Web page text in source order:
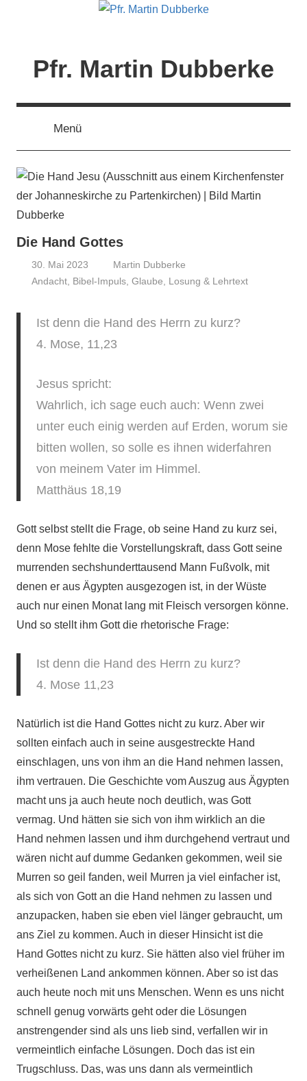
Pfr. Martin Dubberke
Menü
Die Hand Gottes
30. Mai 2023
Martin Dubberke
Andacht Bibel-Impuls ,Glaube Losung & Lehrtext
Ist denn die Hand des Herrn zu kurz?
4. Mose, 11,23
Jesus spricht:
Wahrlich, ich sage euch auch: Wenn zwei
unter euch einig werden auf Erden, worum sie
bitten wollen, so solle es ihnen widerfahren
von meinem Vater im Himmel.
Matthäus 18,19
Gott selbst stellt die Frage, ob seine Hand zu kurz sei,
denn Mose fehlte die Vorstellungskraft, dass Gott seine
murrenden sechshunderttausend Mann Fußvolk, mit
denen er aus Ägypten ausgezogen ist, in der Wüste
auch nur einen Monat lang mit Fleisch versorgen könne.
Und so stellt ihm Gott die rhetorische Frage:
Ist denn die Hand des Herrn zu kurz?
4. Mose 11,23
Natürlich ist die Hand Gottes nicht zu kurz. Aber wir
sollten einfach auch in seine ausgestreckte Hand
einschlagen, uns von ihm an die Hand nehmen lassen,
ihm vertrauen. Die Geschichte vom Auszug aus Ägypten
macht uns ja auch heute noch deutlich, was Gott
vermag. Und hätten sie sich von ihm wirklich an die
Hand nehmen lassen und ihm durchgehend vertraut und
wären nicht auf dumme Gedanken gekommen, weil sie
Murren so geil fanden, weil Murren ja viel einfacher ist,
als sich von Gott an die Hand nehmen zu lassen und
anzupacken, haben sie eben viel länger gebraucht, um
ans Ziel zu kommen. Auch in dieser Hinsicht ist die
Hand Gottes nicht zu kurz. Sie hätten also viel früher im
verheißenen Land ankommen können. Aber so ist das
auch heute noch mit uns Menschen. Wenn es uns nicht
schnell genug vorwärts geht oder die Lösungen
anstrengender sind als uns lieb sind, verfallen wir in
vermeintlich einfache Lösungen. Doch das ist ein
Trugschluss. Das, was uns dann als vermeintlich